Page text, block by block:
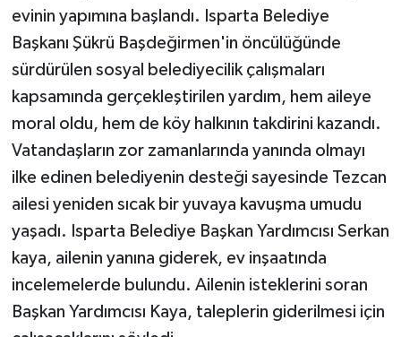
evinin yapımına başlandı. Isparta Belediye
Başkanı Şükrü Başdeğirmen'in öncülüğünde
sürdürülen sosyal belediyecilik çalışmaları
kapsamında gerçekleştirilen yardım, hem aileye
moral oldu, hem de köy halkının takdirini kazandı.
Vatandaşların zor zamanlarında yanında olmayı
ilke edinen belediyenin desteği sayesinde Tezcan
ailesi yeniden sıcak bir yuvaya kavuşma umudu
yaşadı. Isparta Belediye Başkan Yardımcısı Serkan
kaya, ailenin yanına giderek, ev inşaatında
incelemelerde bulundu. Ailenin isteklerini soran
Başkan Yardımcısı Kaya, taleplerin giderilmesi için
Sağlık
SİYASET
SPOR HABERLERİ
TEKNOLOJİ
Turizm
ÜLKE GÜNDEMİ
YAŞAM